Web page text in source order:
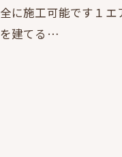
全に施工可能です１
を建てる…